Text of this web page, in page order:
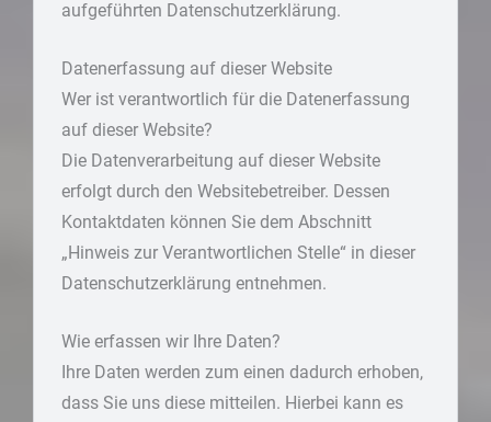
aufgeführten Datenschutzerklärung.
Datenerfassung auf dieser Website
Wer ist verantwortlich für die Datenerfassung
auf dieser Website?
Die Datenverarbeitung auf dieser Website
erfolgt durch den Websitebetreiber. Dessen
Kontaktdaten können Sie dem Abschnitt
„Hinweis zur Verantwortlichen Stelle“ in dieser
Datenschutzerklärung entnehmen.
Wie erfassen wir Ihre Daten?
Ihre Daten werden zum einen dadurch erhoben,
dass Sie uns diese mitteilen. Hierbei kann es